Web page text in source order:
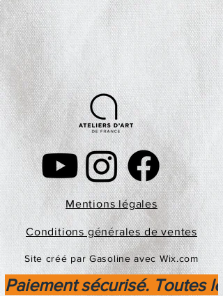
Mentions légales
Conditions générales de ventes
Site créé par Gasoline avec Wix.com
Paiement sécurisé. Toutes